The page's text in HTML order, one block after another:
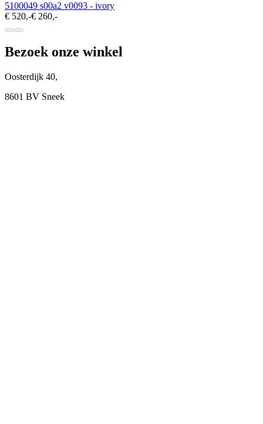
5100049 s00a2 v0093 - ivory
€ 520,-€ 260,-
Bezoek onze winkel
Oosterdijk 40,
8601 BV Sneek